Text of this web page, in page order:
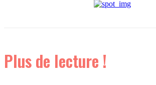
Plus de lecture !